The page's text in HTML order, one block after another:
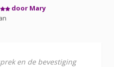
door Mary
en de bevestiging